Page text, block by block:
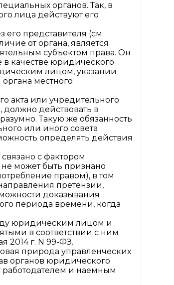
органов. Так, в
лица действуют его
представителя (см.
от органа, является
субъектом права. Он
качестве юридического
лицом, указании
местного
акта или учредительного
действовать в
Такую же обязанность
или иного совета
определять действия
с фактором
не может быть признано
правом), в том
претензии,
доказывания
периода времени, когда
юридическим лицом и
в соответствии с ним
2014 г. N 99-ФЗ.
природа управленческих
органов юридического
и наемным